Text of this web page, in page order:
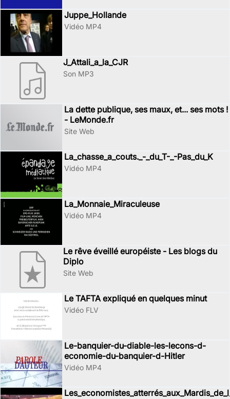
Juppe_Hollande
Vidéo MP4
J_Attali_a_la_CJR
Son MP3
La dette publique, ses maux, et... ses mots !
- LeMonde.fr
Site Web
La_chasse_a_couts._-_du_T-_-Pas_du_K
Vidéo MP4
La_Monnaie_Miraculeuse
Vidéo MP4
Le rêve éveillé européiste - Les blogs du
Diplo
Site Web
Le TAFTA expliqué en quelques minut
Vidéo FLV
Le-banquier-du-diable-les-lecons-d-
economie-du-banquier-d-Hitler
Vidéo MP4